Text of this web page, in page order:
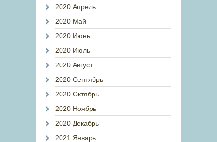
2020 Апрель
2020 Май
2020 Июнь
2020 Июль
2020 Август
2020 Сентябрь
2020 Октябрь
2020 Ноябрь
2020 Декабрь
2021 Январь